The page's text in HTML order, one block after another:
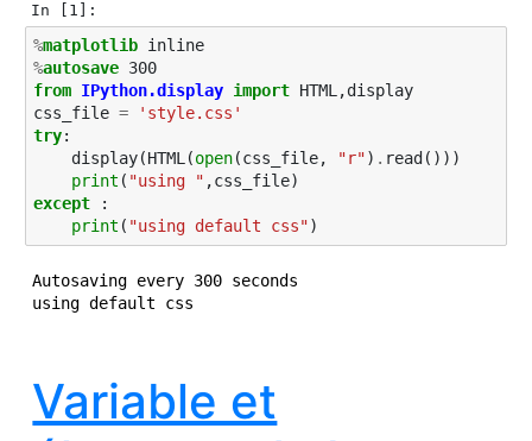
In [1]:
%matplotlib
%autosave
from IPython.display import HTML ,display
css_file =
'style.css'
try:
display(HTML (open(css_file, "r") . read ()))
print ( "using " ,css_file)
except
:
print ( "using default css")
Autosaving every 300 seconds
Variable et